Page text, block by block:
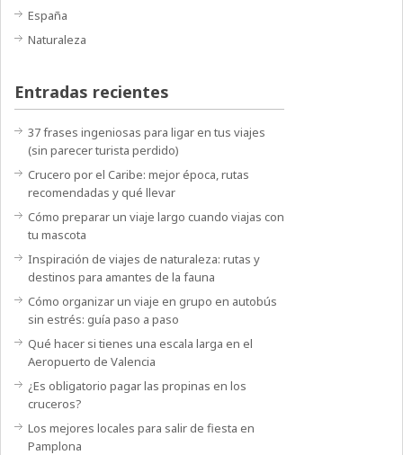
España
Naturaleza
Entradas recientes
37 frases ingeniosas para ligar en tus viajes
(sin parecer turista perdido)
Crucero por el Caribe: mejor época, rutas
recomendadas y qué llevar
Cómo preparar un viaje largo cuando viajas con
tu mascota
Inspiración de viajes de naturaleza: rutas y
destinos para amantes de la fauna
Cómo organizar un viaje en grupo en autobús
sin estrés: guía paso a paso
Qué hacer si tienes una escala larga en el
Aeropuerto de Valencia
¿Es obligatorio pagar las propinas en los
cruceros?
Los mejores locales para salir de fiesta en
Pamplona